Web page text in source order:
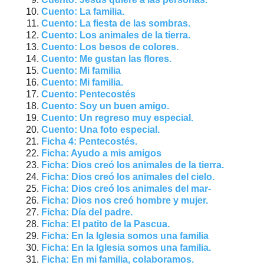
Cuento: La familia.
Cuento: La fiesta de las sombras.
Cuento: Los animales de la tierra.
Cuento: Los besos de colores.
Cuento: Me gustan las flores.
Cuento: Mi familia
Cuento: Mi familia.
Cuento: Pentecostés
Cuento: Soy un buen amigo.
Cuento: Un regreso muy especial.
Cuento: Una foto especial.
Ficha 4: Pentecostés.
Ficha: Ayudo a mis amigos
Ficha: Dios creó los animales de la tierra.
Ficha: Dios creó los animales del cielo.
Ficha: Dios creó los animales del mar-
Ficha: Dios nos creó hombre y mujer.
Ficha: Día del padre.
Ficha: El patito de la Pascua.
Ficha: En la Iglesia somos una familia
Ficha: En la Iglesia somos una familia.
Ficha: En mi familia, colaboramos.